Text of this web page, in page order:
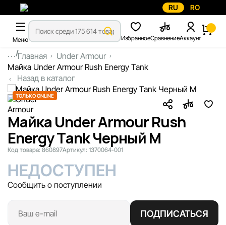
RU RO
Меню ИзбранноеСравнениеАккаунт
...Главная
Under Armour
Майка Under Armour Rush Energy Tank
Назад в каталог
ТОЛЬКО ONLINE
Майка Under Armour Rush
Energy Tank Черный M
Код товара: 860897Артикул: 1370064-001
НЕДОСТУПЕН
Сообщить о поступлении
ПОДПИСАТЬСЯ